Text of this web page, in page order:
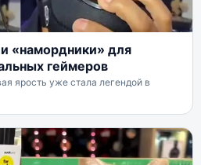
«намордники» для
геймеров
ярость уже стала легендой в